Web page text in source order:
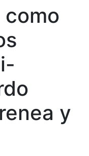
como
y